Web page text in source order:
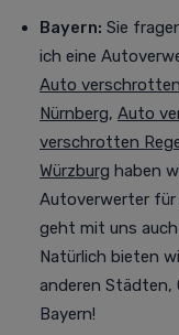
Bayern: Sie
ich eine
Auto
Nürnberg, Auto
verschrotten
Würzburg haben
Autoverwerter für
geht mit uns
Natürlich bieten
anderen Städten,
Bayern!